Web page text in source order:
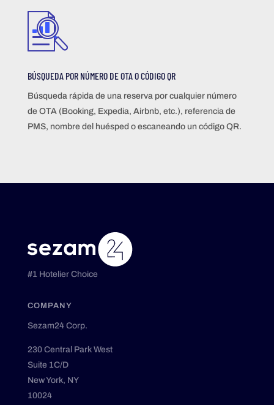
BÚSQUEDA POR NÚMERO DE OTA O CÓDIGO QR
Búsqueda rápida de una reserva por cualquier número
de OTA (Booking, Expedia, Airbnb, etc.), referencia de
PMS, nombre del huésped o escaneando un código QR.
#1 Hotelier Choice
COMPANY
Sezam24 Corp.
230 Central Park West
Suite 1C/D
New York, NY
10024